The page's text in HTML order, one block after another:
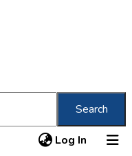
Search
Log In (current)